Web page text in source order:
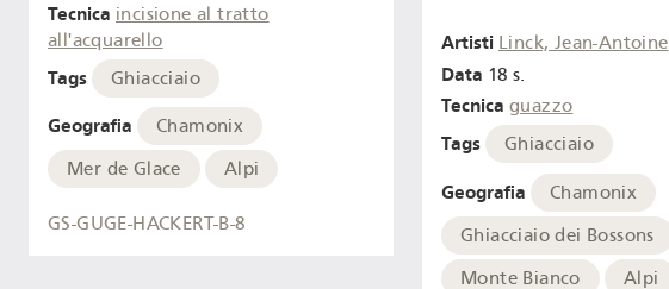
Tecnica incisione al tratto
all'acquarello
Tags Ghiacciaio
Geografia
Chamonix
Mer de Glace
Alpi
GS-GUGE-HACKERT-B-8
Artisti Linck, Jean-Antoine
Data 18 s.
Tecnica guazzo
Tags Ghiacciaio
Geografia
Chamonix
Ghiacciaio dei Bossons
Monte Bianco
Alpi